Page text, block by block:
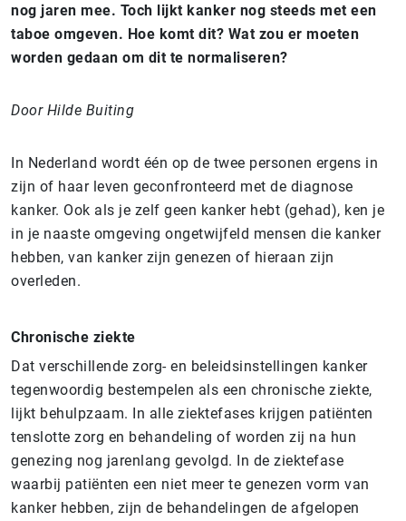
nog jaren mee. Toch lijkt kanker nog steeds met een
taboe omgeven. Hoe komt dit? Wat zou er moeten
worden gedaan om dit te normaliseren?
Door Hilde Buiting
In Nederland wordt één op de twee personen ergens in
zijn of haar leven geconfronteerd met de diagnose
kanker. Ook als je zelf geen kanker hebt (gehad), ken je
in je naaste omgeving ongetwijfeld mensen die kanker
hebben, van kanker zijn genezen of hieraan zijn
overleden.
Chronische ziekte
Dat verschillende zorg- en beleidsinstellingen kanker
tegenwoordig bestempelen als een chronische ziekte,
lijkt behulpzaam. In alle ziektefases krijgen patiënten
tenslotte zorg en behandeling of worden zij na hun
genezing nog jarenlang gevolgd. In de ziektefase
waarbij patiënten een niet meer te genezen vorm van
kanker hebben, zijn de behandelingen de afgelopen